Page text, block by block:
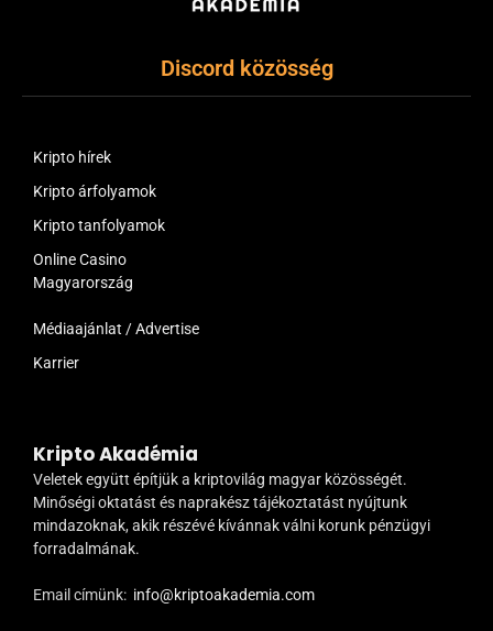
Discord közösség
Kripto hírek
Kripto árfolyamok
Kripto tanfolyamok
Online Casino
Magyarország
Médiaajánlat / Advertise
Karrier
Kripto Akadémia
Veletek együtt építjük a kriptovilág magyar közösségét.
Minőségi oktatást és naprakész tájékoztatást nyújtunk
mindazoknak, akik részévé kívánnak válni korunk pénzügyi
forradalmának.
Email címünk: info@kriptoakademia.com